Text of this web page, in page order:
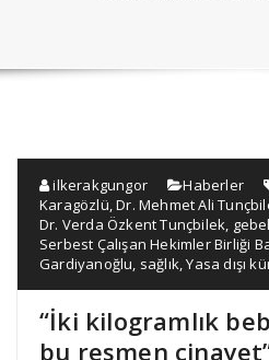
ilkerakgungor Haberler
Karagözlü,Dr. Mehmet Ali
Dr. Verda Özkent Tunçbilek,
Serbest Çalışan Hekimler Birliği
Gardiyanoğlu, sağlık,Yasa dışı
“İki kilogramlık
bu resmen